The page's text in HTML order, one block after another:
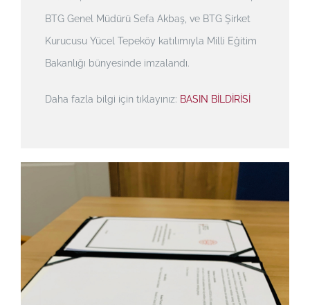
BTG Genel Müdürü Sefa Akbaş, ve BTG Şirket
Kurucusu Yücel Tepeköy katılımıyla Milli Eğitim
Bakanlığı bünyesinde imzalandı.
Daha fazla bilgi için tıklayınız: BASIN BİLDİRİSİ